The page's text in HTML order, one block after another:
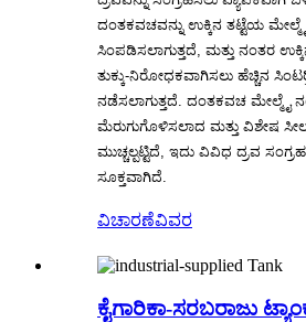
ದಂತಕವಚವನ್ನು ಉಕ್ಕಿನ ತಟ್ಟೆಯ
ಸಿಂಪಡಿಸಲಾಗುತ್ತದೆ, ಮತ್ತು ನಂತರ
ತುಕ್ಕು-ನಿರೋಧಕವಾಗಿಸಲು ಹೆಚ್ಚಿನ
ನಡೆಸಲಾಗುತ್ತದೆ. ದಂತಕವಚ ಮೇಲ್ಮೈ
ಮೆರುಗುಗೊಳಿಸಲಾದ ಮತ್ತು ವಿಶೇಷ
ಮುಚ್ಚಲ್ಪಟ್ಟಿದೆ, ಇದು ವಿವಿಧ ದ್ರವ
ಸೂಕ್ತವಾಗಿದೆ.
ವಿಚಾರಣೆವಿವರ
ಕೈಗಾರಿಕಾ-ಸರಬರಾಜು